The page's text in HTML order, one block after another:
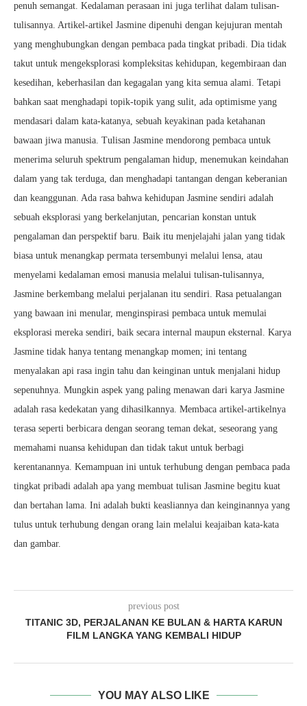
penuh semangat. Kedalaman perasaan ini juga terlihat dalam tulisan-
tulisannya. Artikel-artikel Jasmine dipenuhi dengan kejujuran mentah
yang menghubungkan dengan pembaca pada tingkat pribadi. Dia tidak
takut untuk mengeksplorasi kompleksitas kehidupan, kegembiraan dan
kesedihan, keberhasilan dan kegagalan yang kita semua alami. Tetapi
bahkan saat menghadapi topik-topik yang sulit, ada optimisme yang
mendasari dalam kata-katanya, sebuah keyakinan pada ketahanan
bawaan jiwa manusia. Tulisan Jasmine mendorong pembaca untuk
menerima seluruh spektrum pengalaman hidup, menemukan keindahan
dalam yang tak terduga, dan menghadapi tantangan dengan keberanian
dan keanggunan. Ada rasa bahwa kehidupan Jasmine sendiri adalah
sebuah eksplorasi yang berkelanjutan, pencarian konstan untuk
pengalaman dan perspektif baru. Baik itu menjelajahi jalan yang tidak
biasa untuk menangkap permata tersembunyi melalui lensa, atau
menyelami kedalaman emosi manusia melalui tulisan-tulisannya,
Jasmine berkembang melalui perjalanan itu sendiri. Rasa petualangan
yang bawaan ini menular, menginspirasi pembaca untuk memulai
eksplorasi mereka sendiri, baik secara internal maupun eksternal. Karya
Jasmine tidak hanya tentang menangkap momen; ini tentang
menyalakan api rasa ingin tahu dan keinginan untuk menjalani hidup
sepenuhnya. Mungkin aspek yang paling menawan dari karya Jasmine
adalah rasa kedekatan yang dihasilkannya. Membaca artikel-artikelnya
terasa seperti berbicara dengan seorang teman dekat, seseorang yang
memahami nuansa kehidupan dan tidak takut untuk berbagi
kerentanannya. Kemampuan ini untuk terhubung dengan pembaca pada
tingkat pribadi adalah apa yang membuat tulisan Jasmine begitu kuat
dan bertahan lama. Ini adalah bukti keasliannya dan keinginannya yang
tulus untuk terhubung dengan orang lain melalui keajaiban kata-kata
dan gambar.
previous post
TITANIC 3D, PERJALANAN KE BULAN & HARTA KARUN
FILM LANGKA YANG KEMBALI HIDUP
YOU MAY ALSO LIKE